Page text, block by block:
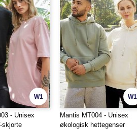
W1
- Unisex
skjorte
W1
Mantis MT004 - Unisex
økologisk hettegenser